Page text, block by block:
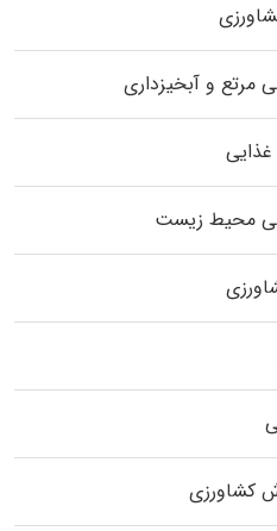
مرتع و آبخیزداری
محیط زیست
کشاورزی